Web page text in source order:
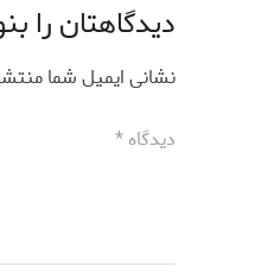
دیدگاهتان را
نشانی ایمیل شما